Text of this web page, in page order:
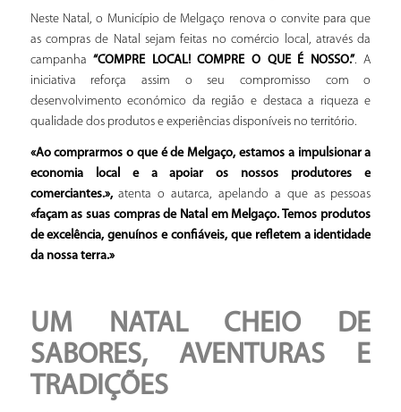
Neste Natal, o Município de Melgaço renova o convite para que
as compras de Natal sejam feitas no comércio local, através da
campanha“COMPRE LOCAL! COMPRE O QUE É NOSSO.”. A
iniciativa reforça assim o seu compromisso com o
desenvolvimento económico da região e destaca a riqueza e
qualidade dos produtos e experiências disponíveis no território.
«Ao comprarmos o que é de Melgaço, estamos a impulsionar a
economia local e a apoiar os nossos produtores e
comerciantes.»,atenta o autarca, apelando a que as pessoas
«façam as suas compras de Natal em Melgaço. Temos produtos
de excelência, genuínos e confiáveis, que refletem a identidade
da nossa terra.»
UM NATAL CHEIO DE
SABORES, AVENTURAS E
TRADIÇÕES